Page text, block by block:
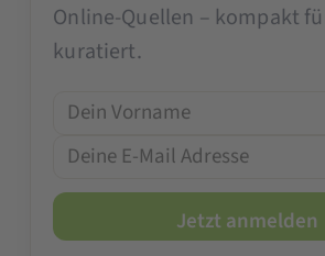
Online-Quellen – kompakt
kuratiert.